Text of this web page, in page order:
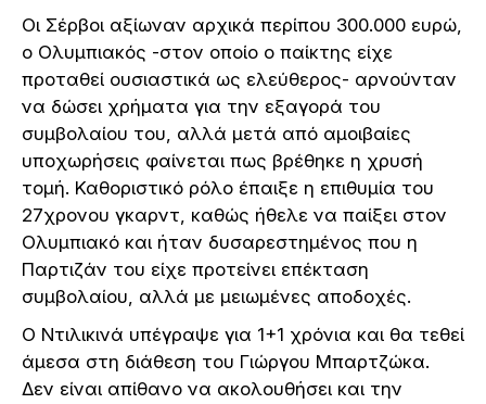
Οι Σέρβοι αξίωναν αρχικά περίπου 300.000 ευρώ,
ο Ολυμπιακός -στον οποίο ο παίκτης είχε
προταθεί ουσιαστικά ως ελεύθερος- αρνούνταν
να δώσει χρήματα για την εξαγορά του
συμβολαίου του, αλλά μετά από αμοιβαίες
υποχωρήσεις φαίνεται πως βρέθηκε η χρυσή
τομή. Καθοριστικό ρόλο έπαιξε η επιθυμία του
27χρονου γκαρντ, καθώς ήθελε να παίξει στον
Ολυμπιακό και ήταν δυσαρεστημένος που η
Παρτιζάν του είχε προτείνει επέκταση
συμβολαίου, αλλά με μειωμένες αποδοχές.
Ο Ντιλικινά υπέγραψε για 1+1 χρόνια και θα τεθεί
άμεσα στη διάθεση του Γιώργου Μπαρτζώκα.
Δεν είναι απίθανο να ακολουθήσει και την